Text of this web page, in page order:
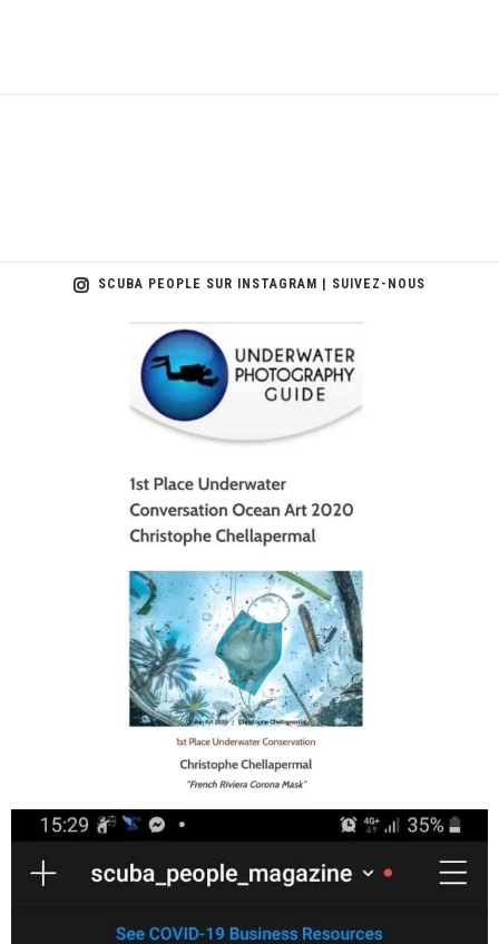
SCUBA PEOPLE SUR INSTAGRAM | SUIVEZ-NOUS
scuba_people_magazine
scuba_people_magazine